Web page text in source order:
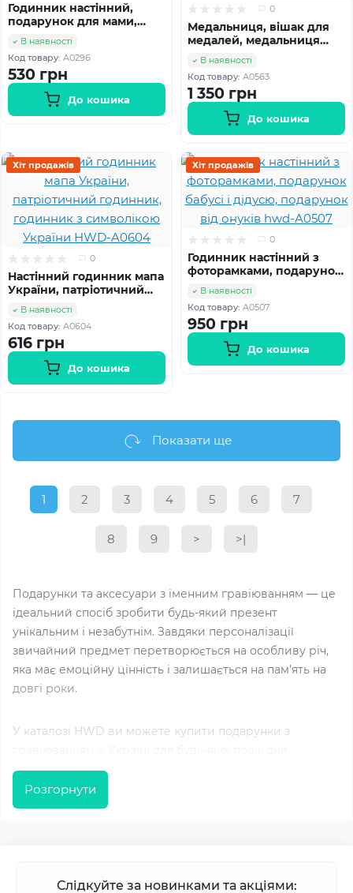
Годинник настінний,
подарунок для мами,
подарунок мамі з
ювілеєм HWD-A0296
В наявності
Код товару: A0296
530 грн
До кошика
0
Медальниця, вішак для
медалей, медальниця
універсальна,
медальниця з поличкою
для грамот hwd-a0563
В наявності
Код товару: А0563
1 350 грн
До кошика
Хіт продажів
0
Настінний годинник мапа
України, патріотичний
годинник, годинник з
символікою України
HWD-A0604
В наявності
Код товару: A0604
616 грн
До кошика
Хіт продажів
0
Годинник настінний з
фоторамками, подарунок
бабусі і дідусю,
подарунок від онуків
hwd-A0507
В наявності
Код товару: A0507
950 грн
До кошика
Показати ще
1 2 3 4 5 6 7
8 9 > >|
Подарунки та аксесуари з іменним гравіюванням — це
ідеальний спосіб зробити будь-який презент
унікальним і незабутнім. Завдяки персоналізації
звичайний предмет перетворюється на особливу річ,
яка має емоційну цінність і залишається на пам’ять на
довгі роки.
У каталозі HWD ви можете купити подарунки з
народження, ювілею, весілля, корпоративного заходу
або професійного свята. Ми пропонуємо широкий
вибір виробів з дерева, які поєднують у собі стильний
дату, побажання або навіть логотип компанії. Це робить
Розгорнути
Слідкуйте за новинками та акціями: